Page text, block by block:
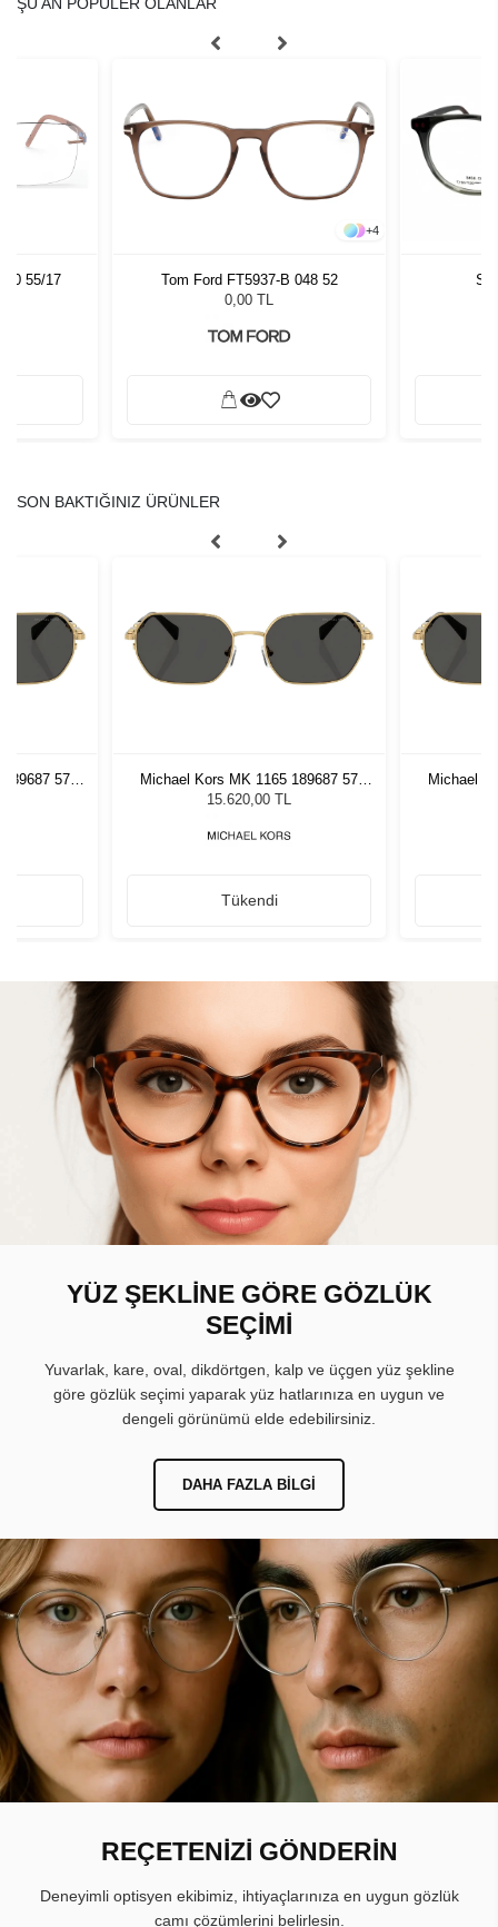
55/17
+4
Tom Ford FT5937-B 048 52
0,00 TL
SON BAKTIĞINIZ ÜRÜNLER
57
Michael Kors MK 1165 189687 57
Kadın Güneş Gözlüğü
15.620,00 TL
Tükendi
Michael
YÜZ ŞEKLİNE GÖRE GÖZLÜK
SEÇİMİ
Yuvarlak, kare, oval, dikdörtgen, kalp ve üçgen yüz şekline
göre gözlük seçimi yaparak yüz hatlarınıza en uygun ve
dengeli görünümü elde edebilirsiniz.
DAHA FAZLA BILGI
REÇETENİZİ GÖNDERİN
Deneyimli optisyen ekibimiz, ihtiyaçlarınıza en uygun gözlük
camı çözümlerini belirlesin.